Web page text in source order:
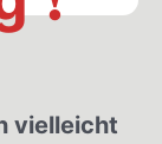
vielleicht